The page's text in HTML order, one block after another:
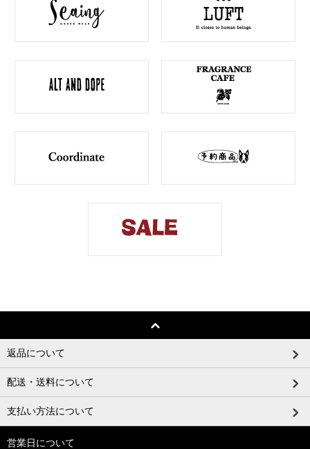
返品について
配送・送料について
支払い方法について
営業日について